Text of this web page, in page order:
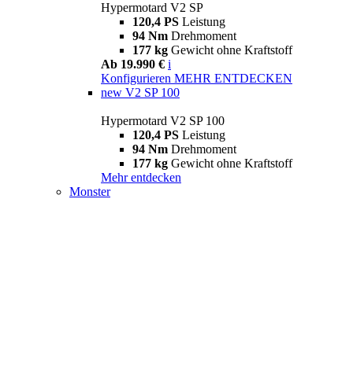
Hypermotard V2 SP
120,4 PS Leistung
94 Nm Drehmoment
177 kg Gewicht ohne Kraftstoff
Ab 19.990 € i
Konfigurieren MEHR ENTDECKEN
new V2 SP 100
Hypermotard V2 SP 100
120,4 PS Leistung
94 Nm Drehmoment
177 kg Gewicht ohne Kraftstoff
Mehr entdecken
Monster